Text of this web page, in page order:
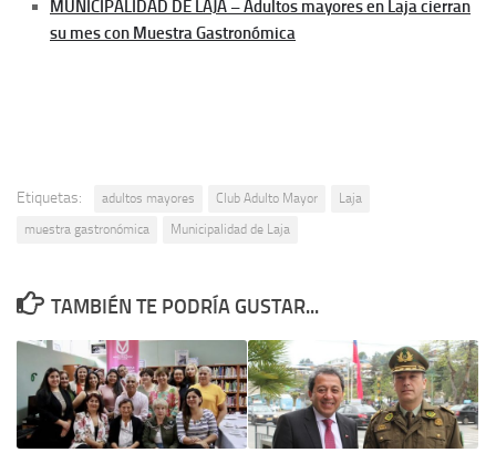
MUNICIPALIDAD DE LAJA – Adultos mayores en Laja cierran
su mes con Muestra Gastronómica
Etiquetas: adultos mayores Club Adulto Mayor
Laja
muestra gastronómica
Municipalidad de Laja
TAMBIÉN TE PODRÍA GUSTAR...